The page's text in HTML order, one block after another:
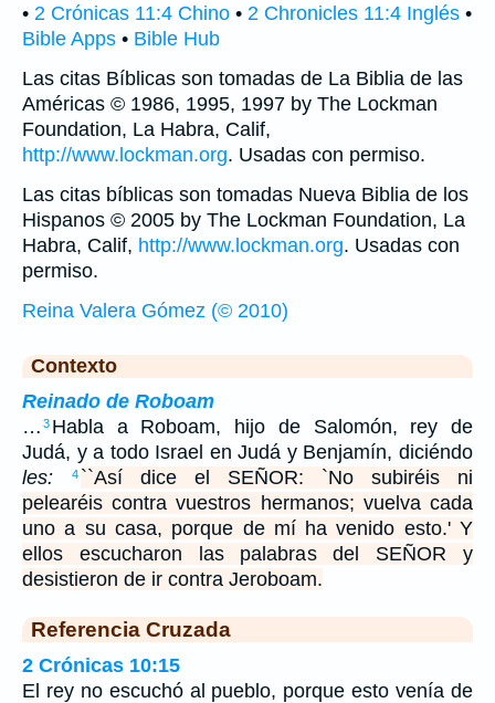
• 2 Crónicas 11:4 Chino • 2 Chronicles 11:4 Inglés •
Bible Apps • Bible Hub
Las citas Bíblicas son tomadas de La Biblia de las
Américas © 1986, 1995, 1997 by The Lockman
Foundation, La Habra, Calif,
http://www.lockman.org. Usadas con permiso.
Las citas bíblicas son tomadas Nueva Biblia de los
Hispanos © 2005 by The Lockman Foundation, La
Habra, Calif, http://www.lockman.org. Usadas con
permiso.
Reina Valera Gómez (© 2010)
Contexto
Reinado de Roboam
… 3 Habla a Roboam, hijo de Salomón, rey de
Judá, y a todo Israel en Judá y Benjamín, diciéndo
les:
4 ``Así dice el SEÑOR: `No subiréis ni
pelearéis contra vuestros hermanos; vuelva cada
uno a su casa, porque de mí ha venido esto.' Y
ellos escucharon las palabras del SEÑOR y
desistieron de ir contra Jeroboam.
Referencia Cruzada
2 Crónicas 10:15
El rey no escuchó al pueblo, porque esto venía de